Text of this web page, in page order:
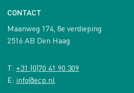
CONTACT
Maanweg 174, 8e verdieping
2516 AB Den Haag
T: +31 (0)70 41 90 309
E: info@ecp.nl